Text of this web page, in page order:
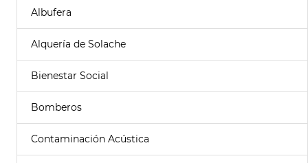
Albufera
Alquería de Solache
Bienestar Social
Bomberos
Contaminación Acústica